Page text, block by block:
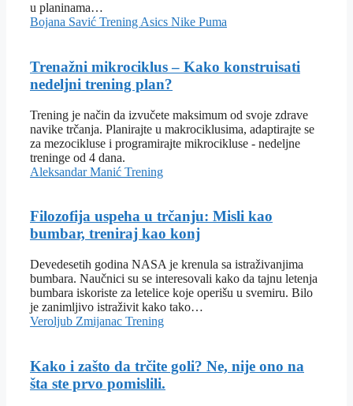
u planinama…
Bojana Savić Trening Asics Nike Puma
Trenažni mikrociklus – Kako konstruisati
nedeljni trening plan?
Trening je način da izvučete maksimum od svoje zdrave
navike trčanja. Planirajte u makrociklusima, adaptirajte se
za mezocikluse i programirajte mikrocikluse - nedeljne
treninge od 4 dana.
Aleksandar Manić Trening
Filozofija uspeha u trčanju: Misli kao
bumbar, treniraj kao konj
Devedesetih godina NASA je krenula sa istraživanjima
bumbara. Naučnici su se interesovali kako da tajnu letenja
bumbara iskoriste za letelice koje operišu u svemiru. Bilo
je zanimljivo istraživit kako tako…
Veroljub Zmijanac Trening
Kako i zašto da trčite goli? Ne, nije ono na
šta ste prvo pomislili.